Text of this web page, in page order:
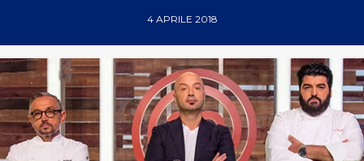
4 APRILE 2018